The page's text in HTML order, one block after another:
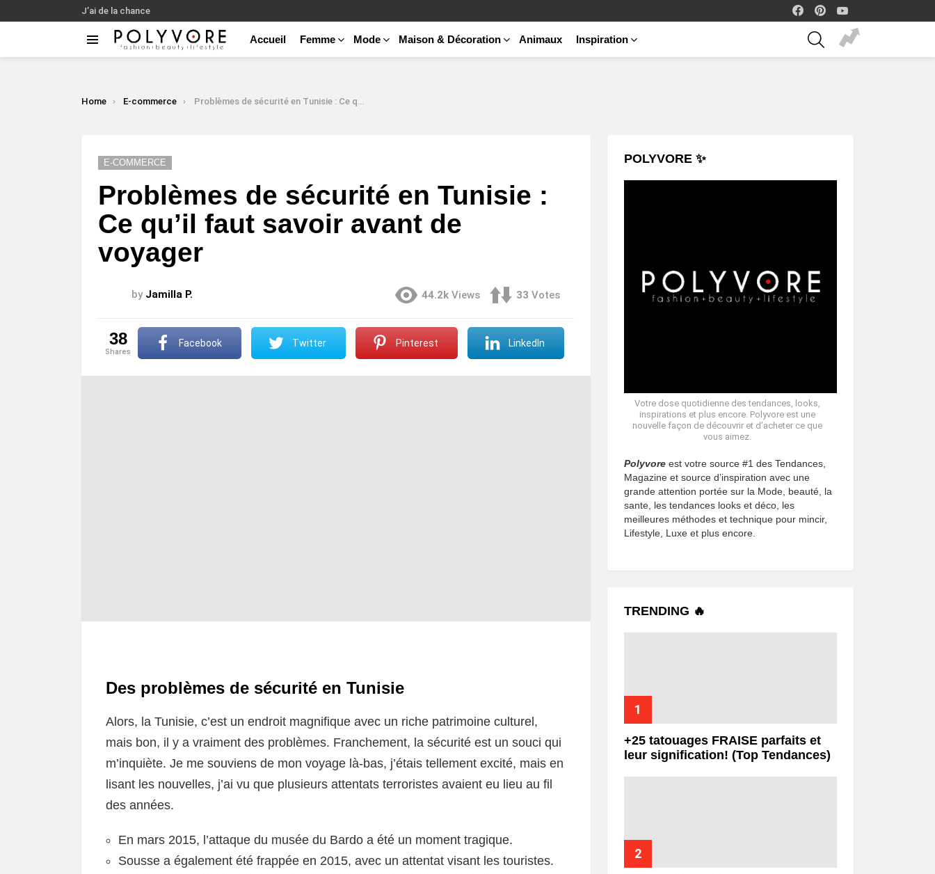
J’ai de la chance
facebook
Accueil Femme Mode Maison & Décoration Animaux Inspiration
SEARCH
You are here:
Home E-commerce Problèmes de sécurité en Tunisie : Ce qu’il faut savoir avant de voyager
E-COMMERCE
Problèmes de sécurité en Tunisie :
Ce qu’il faut savoir avant de
voyager
by Jamilla P. 44.2k Views 33 Votes
38
shares
Facebook Twitter Pinterest LinkedIn
Des problèmes de sécurité en Tunisie
Alors, la Tunisie, c’est un endroit magnifique avec un riche patrimoine culturel,
mais bon, il y a vraiment des problèmes. Franchement, la sécurité est un souci qui
m’inquiète. Je me souviens de mon voyage là-bas, j’étais tellement excité, mais en
lisant les nouvelles, j’ai vu que plusieurs attentats terroristes avaient eu lieu au fil
des années.
En mars 2015, l’attaque du musée du Bardo a été un moment tragique.
Sousse a également été frappée en 2015, avec un attentat visant les touristes.
POLYVORE ✨
Votre dose quotidienne des tendances, looks,
inspirations et plus encore. Polyvore est une
nouvelle façon de découvrir et d’acheter ce que
vous aimez.
Polyvore est votre source #1 des Tendances,
Magazine et source d’inspiration avec une
grande attention portée sur la Mode, beauté, la
sante, les tendances looks et déco, les
meilleures méthodes et technique pour mincir,
Lifestyle, Luxe et plus encore.
TRENDING 🔥
+25 tatouages ​​FRAISE parfaits et
leur signification! (Top Tendances)